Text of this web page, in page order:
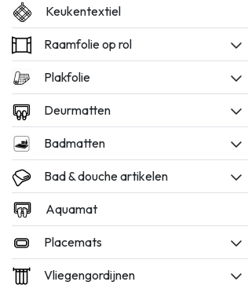
Keukentextiel
Raamfolie op rol
Plakfolie
Deurmatten
Badmatten
Bad & douche artikelen
Aquamat
Placemats
Vliegengordijnen